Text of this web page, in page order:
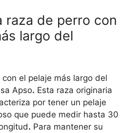
raza de perro con
largo del
el pelaje más largo del
Apso. Esta raza originaria
por tener un pelaje
que puede medir hasta 30
. Para mantener su